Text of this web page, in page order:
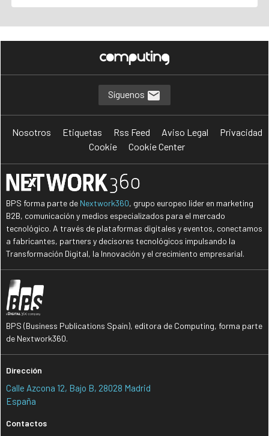
Síguenos
Nosotros Etiquetas Rss Feed Aviso Legal
Privacidad
Cookie
Cookie Center
BPS forma parte de Nextwork360, grupo europeo líder en marketing
B2B, comunicación y medios especializados para el mercado
tecnológico. A través de plataformas digitales y eventos, conectamos
a fabricantes, partners y decisores tecnológicos impulsando la
Transformación Digital, la Innovación y el crecimiento empresarial.
BPS (Business Publications Spain), editora de Computing, forma parte
de Nextwork360.
Dirección
Calle Azcona 12, Bajo B, 28028 Madrid
España
Contactos